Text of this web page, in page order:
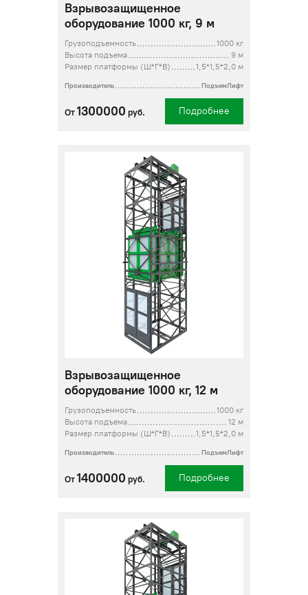
Взрывозащищенное
оборудование 1000 кг, 9 м
Грузоподъемность
1000 кг
Высота подъема
9 м
Размер платформы (Ш*Г*В)
1,5*1,5*2,0 м
Производитель ПодъемЛифт
От 1300000 руб. Подробнее
Взрывозащищенное
оборудование 1000 кг, 12 м
Грузоподъемность
1000 кг
Высота подъема
12 м
Размер платформы (Ш*Г*В)
1,5*1,5*2,0 м
Производитель ПодъемЛифт
От 1400000 руб. Подробнее